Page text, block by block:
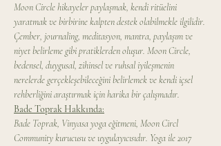
Moon Circle hikayeler paylaşmak, kendi ritüelini
yaratmak ve birbirine kalpten destek olabilmekle ilgilidir.
Çember, journaling, meditasyon, mantra, paylaşım ve
niyet belirleme gibi pratiklerden oluşur. Moon Circle,
bedensel, duygusal, zihinsel ve ruhsal iyileşmenin
nerelerde gerçekleşebileceğini belirlemek ve kendi içsel
rehberliğini araştırmak için harika bir çalışmadır.
Bade Toprak Hakkında:
Bade Toprak, Vinyasa yoga eğitmeni, Moon Circl
Community kurucusu ve uygulayıcısıdır. Yoga ile 2017